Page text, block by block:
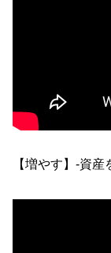
【増やす】-資